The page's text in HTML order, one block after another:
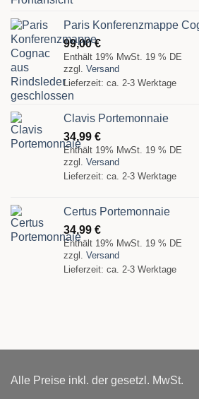
Paris Konferenzmappe
99,00€
Enthält 19% MwSt. 19 % DE
zzgl. Versand
Lieferzeit: ca. 2-3 Werktage
Clavis Portemonnaie
34,99 €
Enthält 19% MwSt. 19 % DE
zzgl. Versand
Lieferzeit: ca. 2-3 Werktage
Certus Portemonnaie
34,99 €
Enthält 19% MwSt. 19 % DE
zzgl. Versand
Lieferzeit: ca. 2-3 Werktage
Alle Preise inkl. der gesetzl. MwSt.